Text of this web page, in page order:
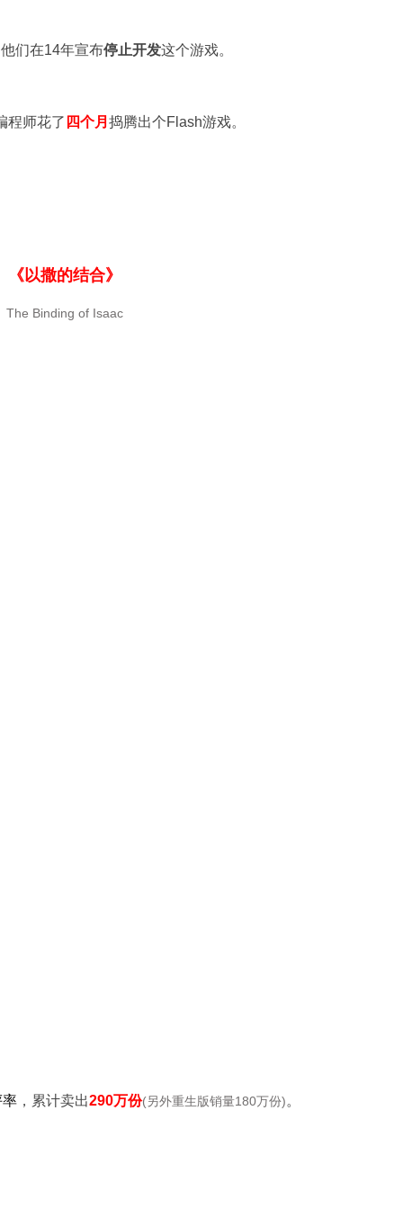
们在14年宣布停止开发这个游戏。
程师花了 四个月 捣腾出个Flash游戏。
《以撒的结合》
The Binding of Isaac
率 ，累计卖出290万份(另外重生版销量180万份)。